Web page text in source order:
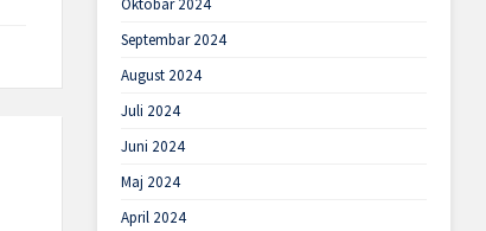
Oktobar 2024
Septembar 2024
August 2024
Juli 2024
Juni 2024
Maj 2024
April 2024